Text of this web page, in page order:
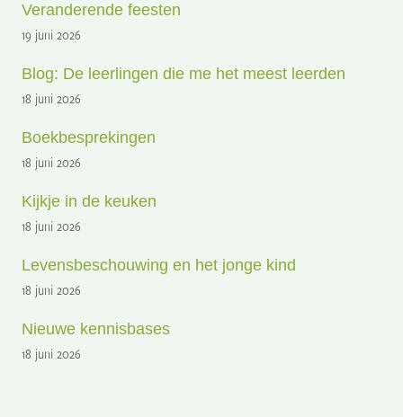
Veranderende feesten
19 juni 2026
Blog: De leerlingen die me het meest leerden
18 juni 2026
Boekbesprekingen
18 juni 2026
Kijkje in de keuken
18 juni 2026
Levensbeschouwing en het jonge kind
18 juni 2026
Nieuwe kennisbases
18 juni 2026